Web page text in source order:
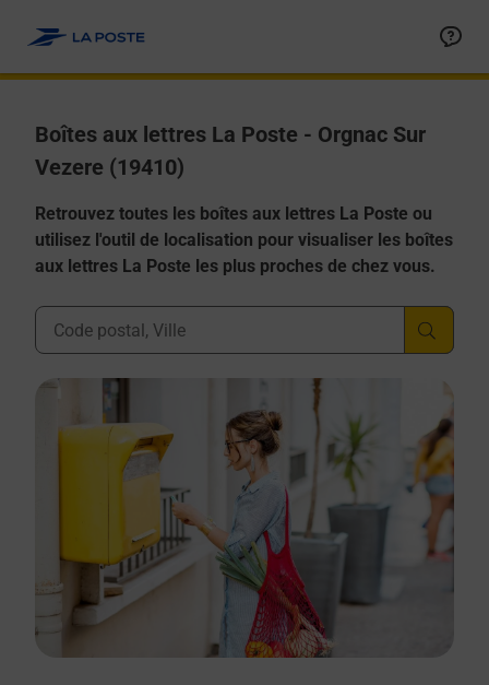
Boîtes aux lettres La Poste - Orgnac Sur
Vezere (19410)
Retrouvez toutes les boîtes aux lettres La Poste ou
utilisez l'outil de localisation pour visualiser les boîtes
aux lettres La Poste les plus proches de chez vous.
Ville, Département, Code Postal